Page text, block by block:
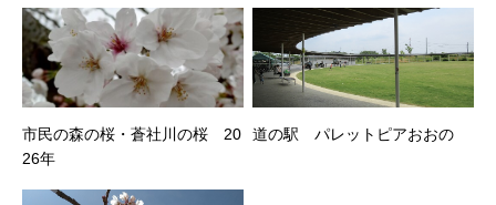
市民の森の桜・蒼社川の桜 20
26年
道の駅 パレットピアおおの